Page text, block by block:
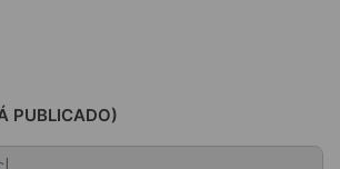
PUBLICADO)